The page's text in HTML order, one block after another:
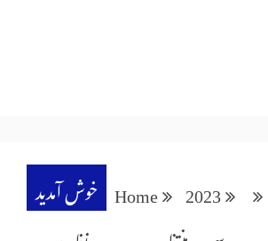
خوش آمدید Home 2023